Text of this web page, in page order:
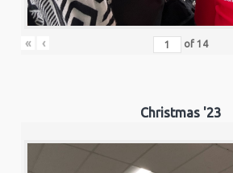
« ‹ of 14
Christmas '23